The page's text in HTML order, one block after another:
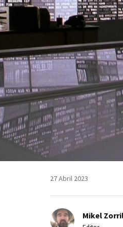
27 Abril 2023
Mikel